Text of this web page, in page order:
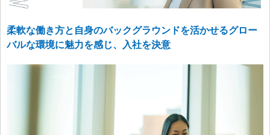
柔軟な働き方と自身のバックグラウンドを活かせるグロー
バルな環境に魅力を感じ、入社を決意